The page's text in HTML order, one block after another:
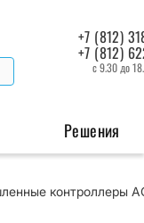
+7 (812)
+7 (812)
с 9.30 до
автоматизация
Решения
контроллеры